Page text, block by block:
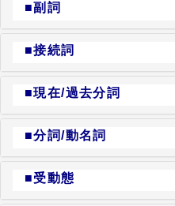
■副詞
■接続詞
■現在/過去分詞
■分詞/動名詞
■受動態